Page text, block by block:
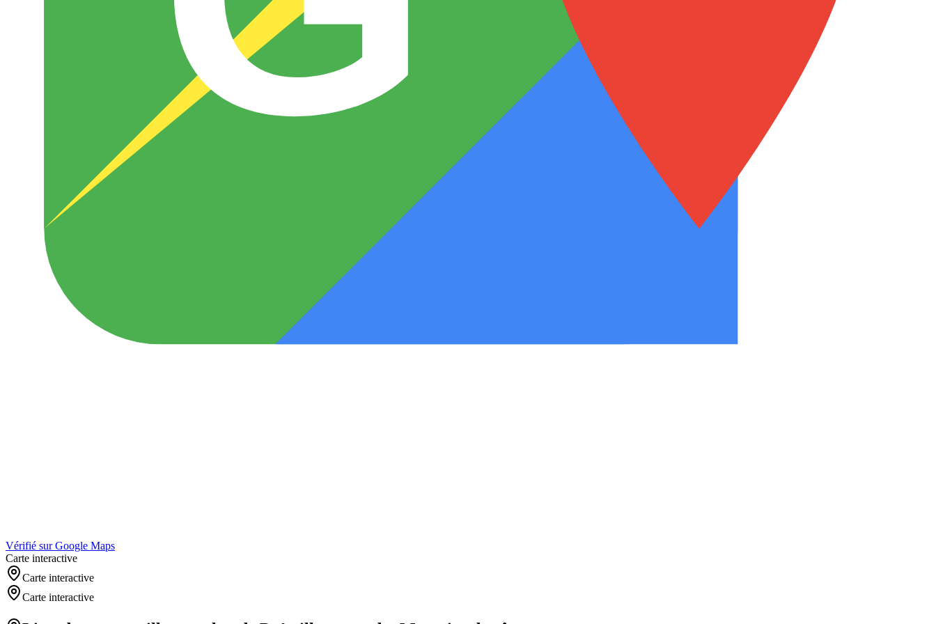
Vérifié sur Google Maps
Carte interactive
Carte interactive
Carte interactive